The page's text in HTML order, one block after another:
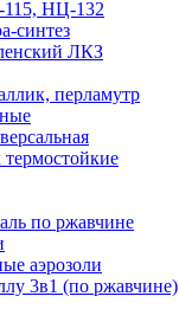
НЦ-132
синтез
ЛКЗ
перламутр
термостойкие
по ржавчине
аэрозоли
3в1 (по ржавчине)